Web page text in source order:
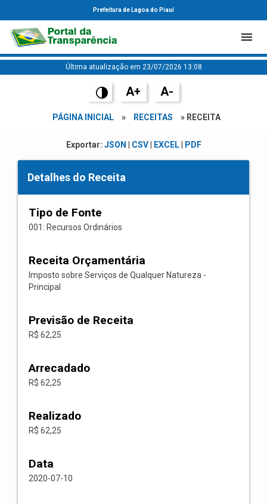
Prefeitura de Lagoa do Piauí
Última atualização em 23/07/2026 13:08
A+ A-
PÁGINA INICIAL » RECEITAS » RECEITA
Exportar: JSON CSV| EXCEL| PDF
Detalhes do Receita
Tipo de Fonte
001: Recursos Ordinários
Receita Orçamentária
Imposto sobre Serviços de Qualquer Natureza -
Principal
Previsão de Receita
R$ 62,25
Arrecadado
R$ 62,25
Realizado
R$ 62,25
Data
2020-07-10